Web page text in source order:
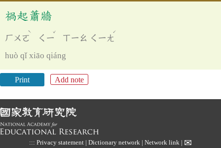
禍起蕭牆
ㄏㄨㄛ
ˋ
ㄑㄧ
ˇ
ㄒㄧㄠ ㄑㄧㄤ
ˊ
huò qǐ xiāo qiáng
Print Add note
::: Privacy statement Dictionary network Network link ✉